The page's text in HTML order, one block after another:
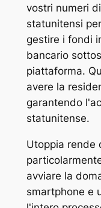
vostri numeri
statunitensi
gestire i fondi
bancario
piattaforma.
avere la
garantendo
statunitense.
Utoppia rende
avviare la
smartphone e